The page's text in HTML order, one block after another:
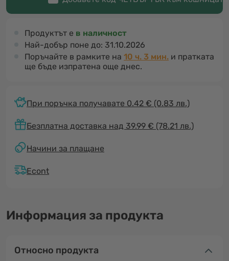
Продуктът е в наличност
Най-добър поне до: 31.10.2026
Поръчайте в рамките на 10 ч. 2 мин. и пратката
ще бъде изпратена още днес.
При поръчка получавате 0.42 € (0.83 лв.)
Безплатна доставка над 39.99 € (78.21 лв.)
Начини за плащане
Econt
Информация за продукта
Относно продукта